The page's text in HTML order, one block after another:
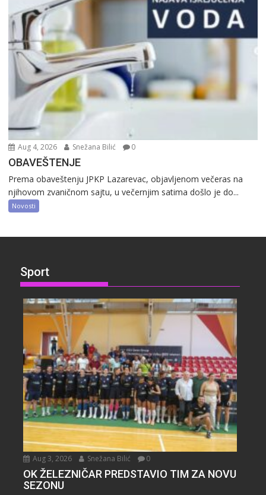
Aug 4, 2026 Snežana Bilić 0
OBAVEŠTENJE
Prema obaveštenju JPKP Lazarevac, objavljenom večeras na
njihovom zvaničnom sajtu, u večernjim satima došlo je do...
Novosti
Sport
Aug 3, 2026 Snežana Bilić 0
OK ŽELEZNIČAR PREDSTAVIO TIM ZA NOVU
SEZONU